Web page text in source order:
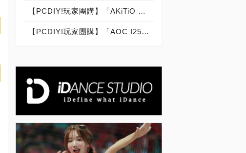
【PCDIY!玩家團購】「AKiTiO aDrive U3 240GB玩家版SSD」外接固態硬碟【已結束】
【PCDIY!玩家團購】「AOC I2579VM不閃屏25吋AH-IPS」薄邊框顯示器【已結束】